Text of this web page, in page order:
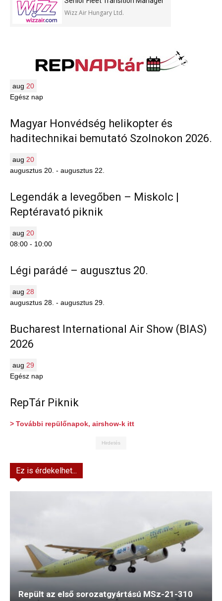
Wizz Air Hungary Ltd.
aug 20
Egész nap
Magyar Honvédség helikopter és
haditechnikai bemutató Szolnokon 2026.
aug 20
augusztus 20. - augusztus 22.
Legendák a levegőben – Miskolc |
Reptéravató piknik
aug 20
08:00 - 10:00
Légi parádé – augusztus 20.
aug 28
augusztus 28. - augusztus 29.
Bucharest International Air Show (BIAS)
2026
aug 29
Egész nap
RepTár Piknik
> További repülőnapok, airshow-k itt
Hirdetés
Ez is érdekelhet...
Repült az első sorozatgyártású MSz-21-310